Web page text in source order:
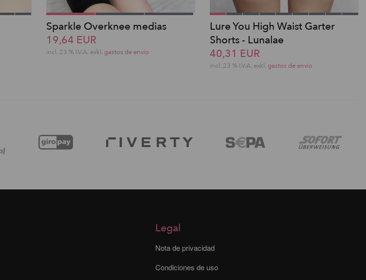
Sparkle Overknee medias
19,64 EUR
incl. 23 % I.V.A. exkl. gastos de envio
Lure You High Waist Garter
Shorts - Lunalae
40,31 EUR
incl. 23 % I.V.A. exkl. gastos de envio
Legal
Nota de privacidad
Condiciones de uso